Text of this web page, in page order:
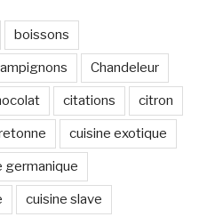
boissons
Chandeleur
citations citron
cuisine exotique
germanique
cuisine slave